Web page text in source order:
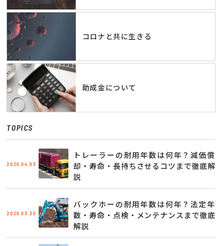
コロナと共に生きる
助成金について
TOPICS
2026.04.03
トレーラーの耐用年数は何年？減価償
却・寿命・長持ちさせるコツまで徹底解
説
2026.03.30
バックホーの耐用年数は何年？法定年
数・寿命・点検・メンテナンスまで徹底
解説